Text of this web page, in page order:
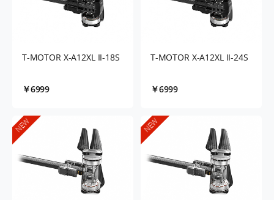
T-MOTOR X-A12XL II-18S
￥6999
T-MOTOR X-A12XL II-24S
￥6999
NEW NEW